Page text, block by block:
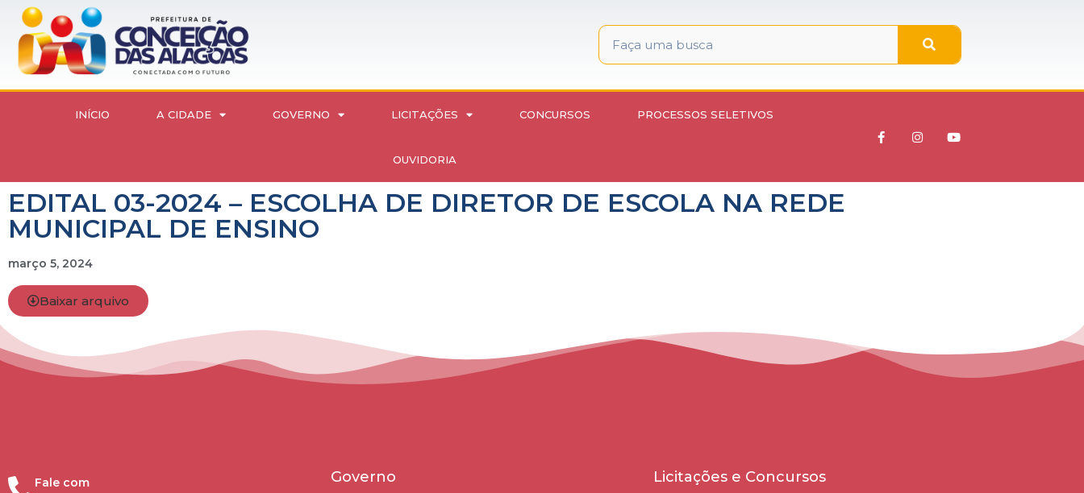
INÍCIO A CIDADE GOVERNO LICITAÇÕES CONCURSOS PROCESSOS SELETIVOS
OUVIDORIA
EDITAL 03-2024 – ESCOLHA DE DIRETOR DE ESCOLA NA REDE
MUNICIPAL DE ENSINO
março 5, 2024
Baixar arquivo
Fale com Governo Licitações e Concursos